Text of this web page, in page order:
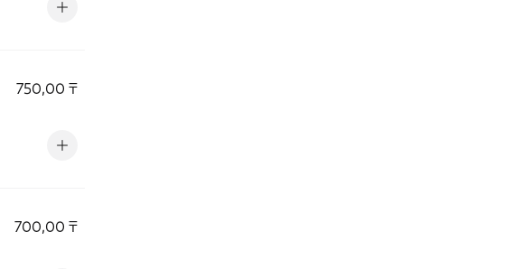
750,00 ₸
700,00 ₸